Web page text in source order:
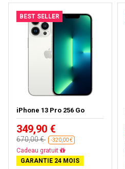
BEST SELLER
iPhone 13 Pro 256 Go
349,90 €
670,00 € -320,00 €
Livraison gratuite
GARANTIE 24 MOIS